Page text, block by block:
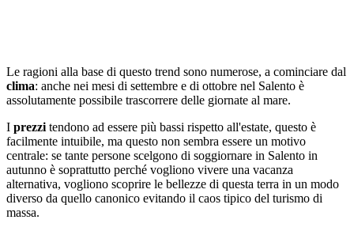
Le ragioni alla base di questo trend sono numerose, a cominciare dal
clima: anche nei mesi di settembre e di ottobre nel Salento è
assolutamente possibile trascorrere delle giornate al mare.
I prezzi tendono ad essere più bassi rispetto all'estate, questo è
facilmente intuibile, ma questo non sembra essere un motivo
centrale: se tante persone scelgono di soggiornare in Salento in
autunno è soprattutto perché vogliono vivere una vacanza
alternativa, vogliono scoprire le bellezze di questa terra in un modo
diverso da quello canonico evitando il caos tipico del turismo di
massa.